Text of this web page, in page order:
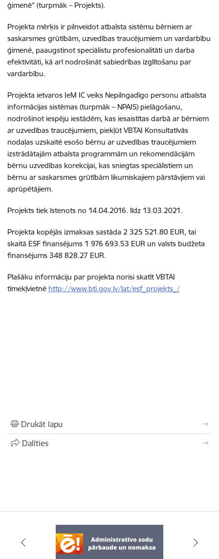
ģimenē” (turpmāk – Projekts).
Projekta mērķis ir pilnveidot atbalsta sistēmu bērniem ar
saskarsmes grūtībām, uzvedības traucējumiem un vardarbību
ģimenē, paaugstinot speciālistu profesionalitāti un darba
efektivitāti, kā arī nodrošināt sabiedrības izglītošanu par
vardarbību.
Projekta ietvaros IeM IC veiks Nepilngadīgo personu atbalsta
informācijas sistēmas (turpmāk – NPAIS) pielāgošanu,
nodrošinot iespēju iestādēm, kas iesaistītas darbā ar bērniem
ar uzvedības traucējumiem, piekļūt VBTAI Konsultatīvās
nodaļas uzskaitē esošo bērnu ar uzvedības traucējumiem
izstrādātajām atbalsta programmām un rekomendācijām
bērnu uzvedības korekcijai, kas sniegtas speciālistiem un
bērnu ar saskarsmes grūtībām likumiskajiem pārstāvjiem vai
aprūpētājiem.
Projekts tiek īstenots no 14.04.2016. līdz 13.03.2021.
Projekta kopējās izmaksas sastāda 2 325 521.80 EUR, tai
skaitā ESF finansējums 1 976 693.53 EUR un valsts budžeta
finansējums 348 828.27 EUR.
Plašāku informāciju par projekta norisi skatīt VBTAI
tīmekļvietnē http://www.bti.gov.lv/lat/esf_projekts_/
Drukāt lapu
Dalīties